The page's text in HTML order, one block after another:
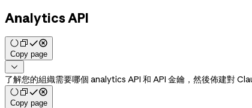
Analytics API
Copy page

了解您的組織需要哪個 analytics API 和 API 金鑰，然後佈建對
Copy page